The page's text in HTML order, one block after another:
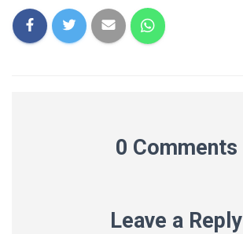
0 Comments
Leave a Reply